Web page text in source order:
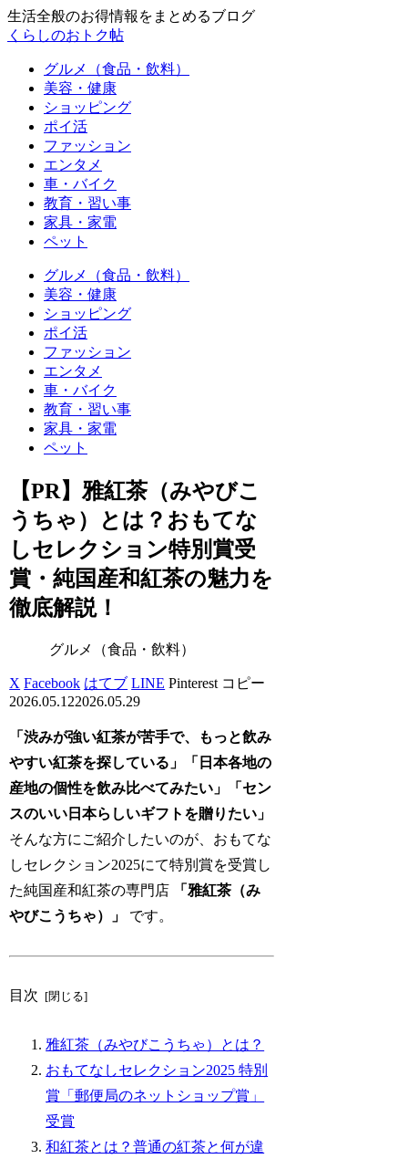
生活全般のお得情報をまとめるブログ
くらしのおトク帖
グルメ（食品・飲料）
美容・健康
ショッピング
ポイ活
ファッション
エンタメ
車・バイク
教育・習い事
家具・家電
ペット
グルメ（食品・飲料）
美容・健康
ショッピング
ポイ活
ファッション
エンタメ
車・バイク
教育・習い事
家具・家電
ペット
【PR】雅紅茶（みやびこ
うちゃ）とは？おもてな
しセレクション特別賞受
賞・純国産和紅茶の魅力を
徹底解説！
グルメ（食品・飲料）
X Facebook はてブ LINE Pinterest コピー
2026.05.122026.05.29
「渋みが強い紅茶が苦手で、もっと飲み
やすい紅茶を探している」「日本各地の
産地の個性を飲み比べてみたい」「セン
スのいい日本らしいギフトを贈りたい」
そんな方にご紹介したいのが、おもてな
しセレクション2025にて特別賞を受賞し
た純国産和紅茶の専門店
「雅紅茶（み
やびこうちゃ）」
です。
目次
雅紅茶（みやびこうちゃ）とは？
おもてなしセレクション2025 特別
賞「郵便局のネットショップ賞」
受賞
和紅茶とは？普通の紅茶と何が違